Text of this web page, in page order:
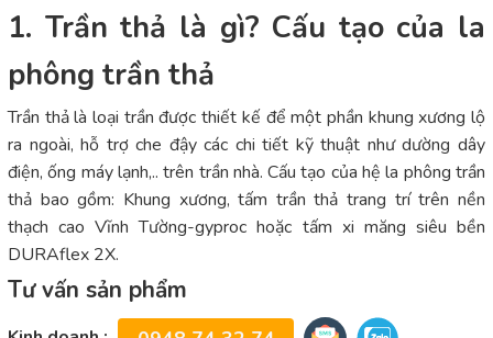
1. Trần thả là gì? Cấu tạo của la
phông trần thả
Trần thả là loại trần được thiết kế để một phần khung xương lộ
ra ngoài, hỗ trợ che đậy các chi tiết kỹ thuật như dường dây
điện, ống máy lạnh,.. trên trần nhà. Cấu tạo của hệ la phông trần
thả bao gồm: Khung xương, tấm trần thả trang trí trên nền
thạch cao Vĩnh Tường-gyproc hoặc tấm xi măng siêu bền
DURAflex 2X.
Tư vấn sản phẩm